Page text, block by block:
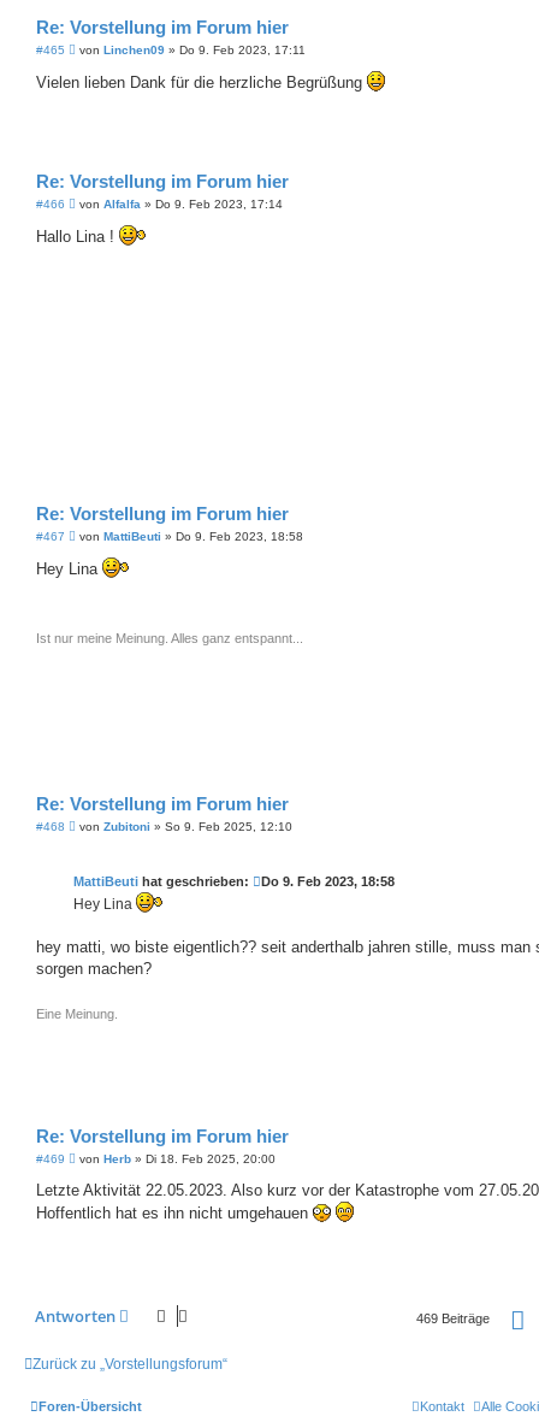
Re: Vorstellung im Forum hier
#465
B
i
t
von Linchen09 » Do 9. Feb 2023, 17:11
Vielen lieben Dank für die herzliche Begrüßung
Re: Vorstellung im Forum hier
#466
B
t
von Alfalfa » Do 9. Feb 2023, 17:14
Hallo Lina !
Re: Vorstellung im Forum hier
#467
B
t
von MattiBeuti » Do 9. Feb 2023, 18:58
Hey Lina
Ist nur meine Meinung. Alles ganz entspannt...
Re: Vorstellung im Forum hier
#468
B
r
a
g
von Zubitoni » So 9. Feb 2025, 12:10
MattiBeuti hat geschrieben: Do 9. Feb 2023, 18:58
Hey Lina
hey matti, wo biste eigentlich?? seit anderthalb jahren stille, muss man
sorgen machen?
Eine Meinung.
Re: Vorstellung im Forum hier
#469
B
i
r
von Herb » Di 18. Feb 2025, 20:00
Letzte Aktivität 22.05.2023. Also kurz vor der Katastrophe vom
Hoffentlich hat es ihn nicht umgehauen
Antworten 469 Beiträge
Zurück zu „Vorstellungsforum“
Foren-Übersicht Alle
Kontakt